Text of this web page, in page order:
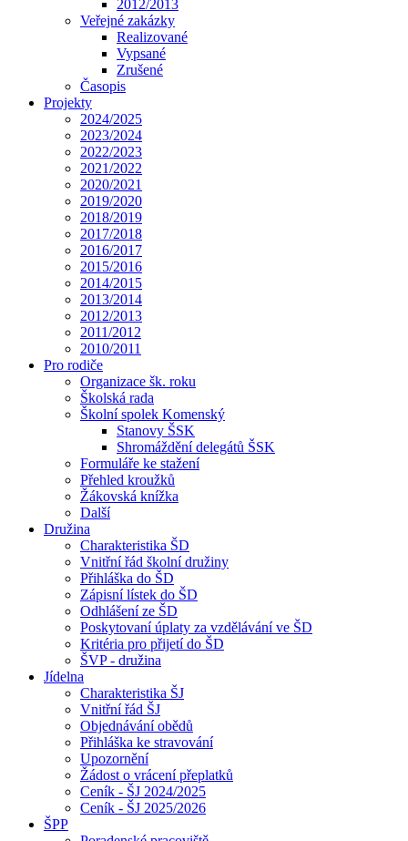
2012/2013
Veřejné zakázky
Realizované
Vypsané
Zrušené
Časopis
Projekty
2024/2025
2023/2024
2022/2023
2021/2022
2020/2021
2019/2020
2018/2019
2017/2018
2016/2017
2015/2016
2014/2015
2013/2014
2012/2013
2011/2012
2010/2011
Pro rodiče
Organizace šk. roku
Školská rada
Školní spolek Komenský
Stanovy ŠSK
Shromáždění delegátů ŠSK
Formuláře ke stažení
Přehled kroužků
Žákovská knížka
Další
Družina
Charakteristika ŠD
Vnitřní řád školní družiny
Přihláška do ŠD
Zápisní lístek do ŠD
Odhlášení ze ŠD
Poskytovaní úplaty za vzdělávání ve ŠD
Kritéria pro přijetí do ŠD
ŠVP - družina
Jídelna
Charakteristika ŠJ
Vnitřní řád ŠJ
Objednávání obědů
Přihláška ke stravování
Upozornění
Žádost o vrácení přeplatků
Ceník - ŠJ 2024/2025
Ceník - ŠJ 2025/2026
ŠPP